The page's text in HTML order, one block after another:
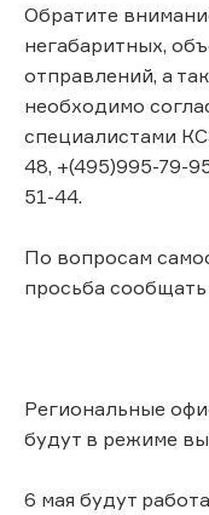
Обратите
негабаритных,
отправлений, а
необходимо
специалистами
48, +(495)995-79-
51-44.
По вопросам
просьба сообщать
Региональные
будут в режиме
6 мая будут